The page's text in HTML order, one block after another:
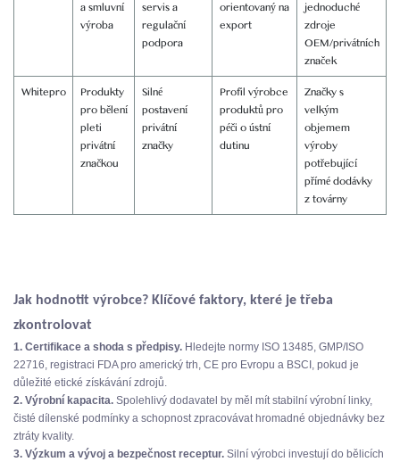
a smluvní
výroba
servis a
regulační
podpora
orientovaný na
export
jednoduché
zdroje
OEM/privátních
značek
Whitepro
Produkty
pro bělení
pleti
privátní
značkou
Silné
postavení
privátní
značky
Profil výrobce
produktů pro
péči o ústní
dutinu
Značky s
velkým
objemem
výroby
potřebující
přímé dodávky
z továrny
Jak hodnotit výrobce? Klíčové faktory, které je třeba
zkontrolovat
1. Certifikace a shoda s předpisy. Hledejte normy ISO 13485, GMP/ISO
22716, registraci FDA pro americký trh, CE pro Evropu a BSCI, pokud je
důležité etické získávání zdrojů.
2. Výrobní kapacita. Spolehlivý dodavatel by měl mít stabilní výrobní linky,
čisté dílenské podmínky a schopnost zpracovávat hromadné objednávky bez
ztráty kvality.
3. Výzkum a vývoj a bezpečnost receptur. Silní výrobci investují do bělicích